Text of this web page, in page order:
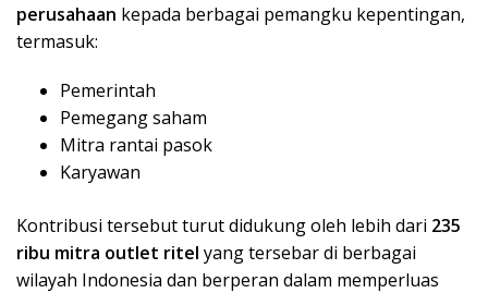
perusahaan kepada berbagai pemangku kepentingan,
termasuk:
Pemerintah
Pemegang saham
Mitra rantai pasok
Karyawan
Kontribusi tersebut turut didukung oleh lebih dari 235
ribu mitra outlet ritel yang tersebar di berbagai
wilayah Indonesia dan berperan dalam memperluas